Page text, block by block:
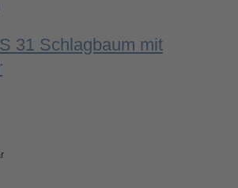
31 Schlagbaum mit